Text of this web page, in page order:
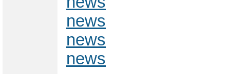
news
news
news